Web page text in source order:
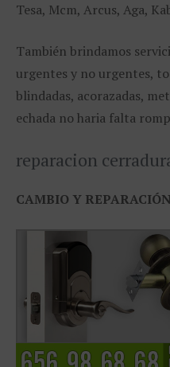
Tesa, Mcm, Arcus, Aga,
También brindamos
urgentes y no urgentes,
blindadas, acorazadas,
echada no haria falta
reparacion
CAMBIO Y